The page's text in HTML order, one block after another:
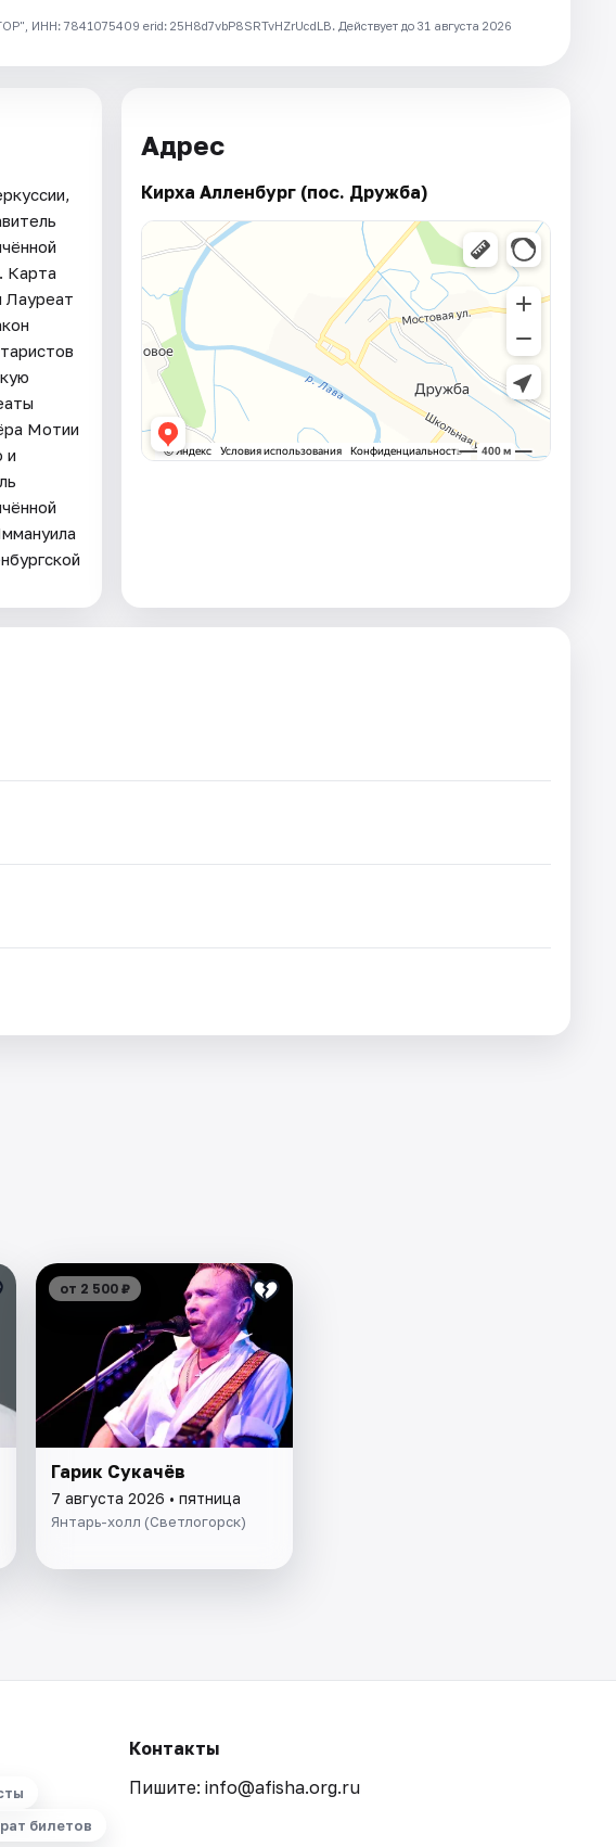
7841075409 erid: 25H8d7vbP8SRTvHZrUcdLB. Действует до 31 августа 2026
Карта
Лауреат
Мотии
и
Адрес
Кирха Алленбург (пос. Дружба)
от 2 500 ₽
Гарик Сукачёв
7 августа 2026 • пятница
Янтарь-холл (Светлогорск)
билетов
Контакты
Пишите: info@afisha.org.ru